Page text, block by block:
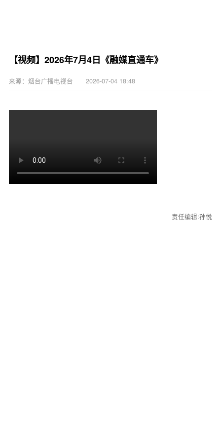
【视频】2026年7月4日《融媒直通车》
来源：烟台广播电视台 2026-07-04 18:48
责任编辑:孙悦